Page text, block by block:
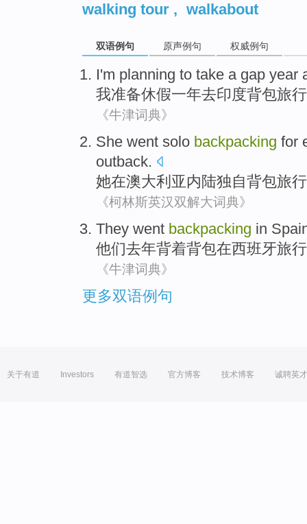
walking tour , walkabout
双语例句 原声例句 权威例句
I'm planning to take a gap year
我准备休假一年去印度背包旅行
《牛津词典》
She went solo backpacking for
outback.
她在澳大利亚内陆独自背包旅行
《柯林斯英汉双解大词典》
They went backpacking in
他们去年背着背包在西班牙旅
《牛津词典》
更多双语例句
关于有道 Investors 有道智选 官方博客 技术博客 诚聘英才